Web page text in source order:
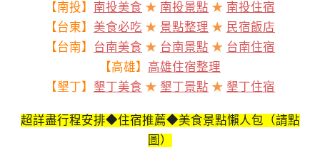
【南投】 南投美食 ★ 南投景點 ★ 南投住宿
【台東】 美食必吃 ★ 景點整理 ★ 民宿飯店
【台南】 台南美食 ★ 台南景點 ★ 台南住宿
【高雄】 高雄住宿整理
【墾丁】 墾丁美食 ★ 墾丁景點 ★ 墾丁住宿
超詳盡行程安排◆住宿推薦◆美食景點懶人包（請點
圖）